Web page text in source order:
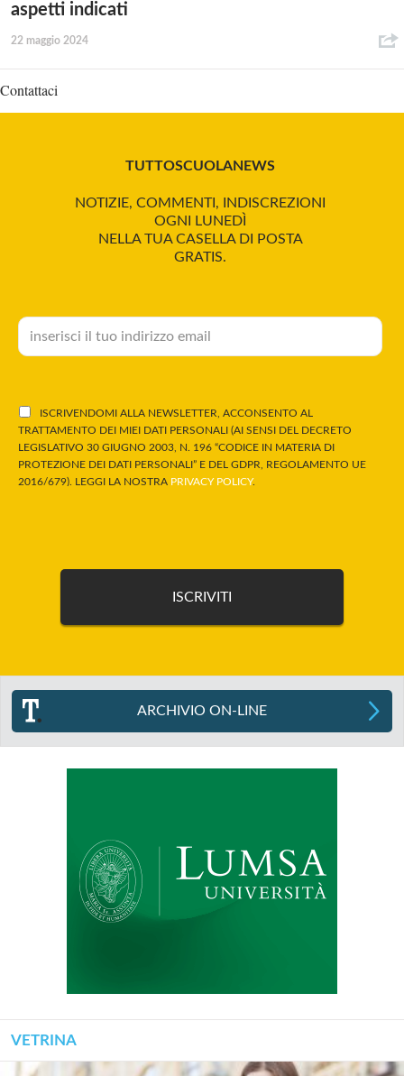
aspetti indicati
22 maggio 2024
Contattaci
TUTTOSCUOLANEWS
NOTIZIE, COMMENTI, INDISCREZIONI
OGNI LUNEDÌ
NELLA TUA CASELLA DI POSTA
GRATIS.
ISCRIVENDOMI ALLA NEWSLETTER, ACCONSENTO AL
TRATTAMENTO DEI MIEI DATI PERSONALI (AI SENSI DEL DECRETO
LEGISLATIVO 30 GIUGNO 2003, N. 196 “CODICE IN MATERIA DI
PROTEZIONE DEI DATI PERSONALI” E DEL GDPR, REGOLAMENTO UE
2016/679). LEGGI LA NOSTRA PRIVACY POLICY.
ARCHIVIO ON-LINE
VETRINA